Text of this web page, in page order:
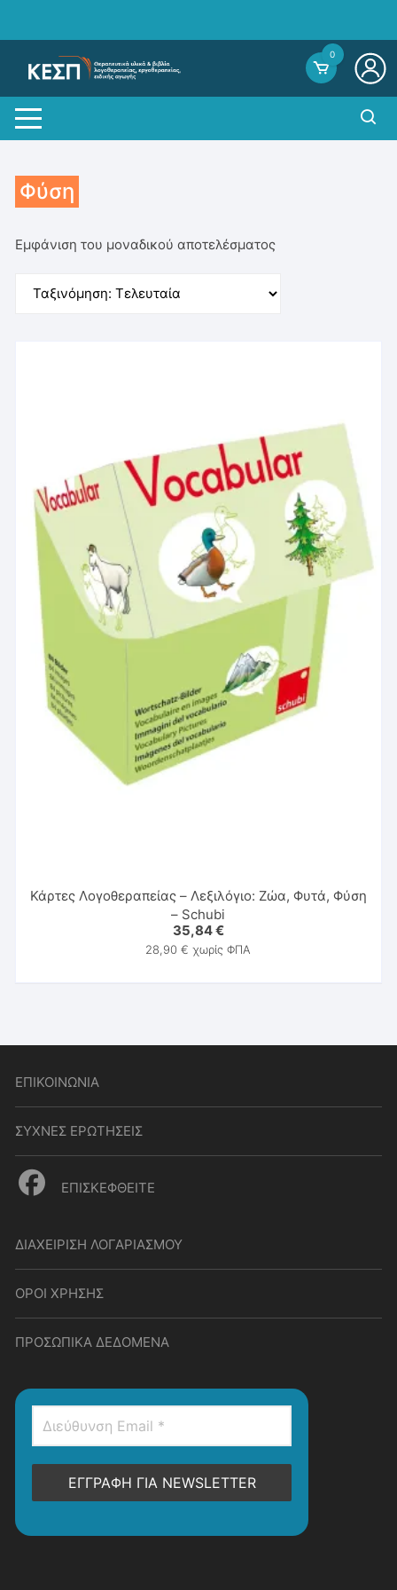
0
Φύση
Εμφάνιση του μοναδικού αποτελέσματος
Κάρτες Λογοθεραπείας – Λεξιλόγιο: Ζώα, Φυτά, Φύση
– Schubi
35,84€
28,90€ χωρίς ΦΠΑ
ΕΠΙΚΟΙΝΩΝΙΑ
ΣΥΧΝΕΣ ΕΡΩΤΗΣΕΙΣ
ΕΠΙΣΚΕΦΘΕΙΤΕ
ΔΙΑΧΕΙΡΙΣΗ ΛΟΓΑΡΙΑΣΜΟΥ
ΟΡΟΙ ΧΡΗΣΗΣ
ΠΡΟΣΩΠΙΚΑ ΔΕΔΟΜΕΝΑ